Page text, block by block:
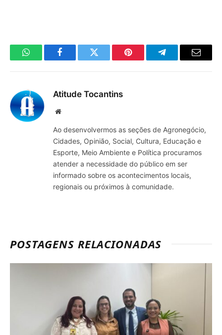
WhatsAppFacebookTwitter Pinterest TelegramaE-
Atitude Tocantins
Site
Ao desenvolvermos as seções de Agronegócio,
Cidades, Opinião, Social, Cultura, Educação e
Esporte, Meio Ambiente e Política procuramos
atender a necessidade do público em ser
informado sobre os acontecimentos locais,
regionais ou próximos à comunidade.
POSTAGENS RELACIONADAS